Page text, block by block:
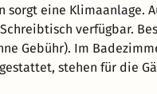
sorgt eine Klimaanlage.
verfügbar.
Gebühr). Im
stehen für die